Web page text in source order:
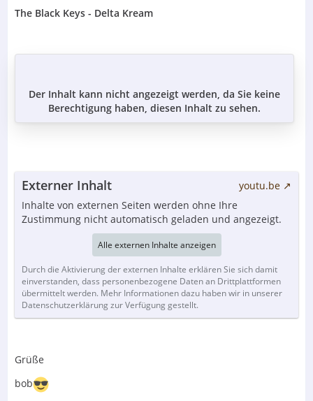
The Black Keys - Delta Kream
Der Inhalt kann nicht angezeigt werden, da Sie keine
Berechtigung haben, diesen Inhalt zu sehen.
Externer Inhalt
youtu.be
Inhalte von externen Seiten werden ohne Ihre
Zustimmung nicht automatisch geladen und angezeigt.
Alle externen Inhalte anzeigen
Durch die Aktivierung der externen Inhalte erklären Sie sich damit
einverstanden, dass personenbezogene Daten an Drittplattformen
übermittelt werden. Mehr Informationen dazu haben wir in unserer
Datenschutzerklärung zur Verfügung gestellt.
Grüße
bob